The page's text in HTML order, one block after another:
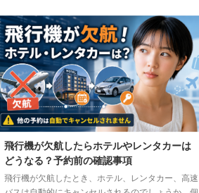
飛行機が欠航したらホテルやレンタカーは
どうなる？予約前の確認事項
飛行機が欠航したとき、ホテル、レンタカー、高速